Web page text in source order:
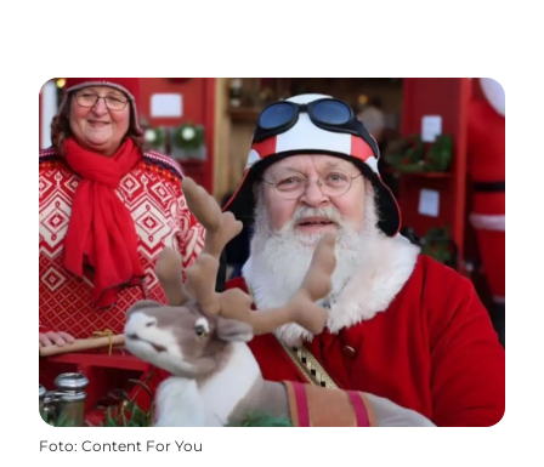
Foto: Content For You